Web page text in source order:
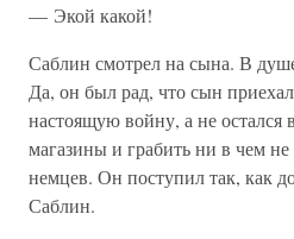
— Экой какой!
Саблин смотрел на сына. В
Да, он был рад, что сын
настоящую войну, а не остался
магазины и грабить ни в чем
немцев. Он поступил так, как
Саблин.